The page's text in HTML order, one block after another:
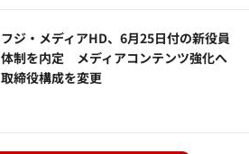
フジ・メディアHD、6月25日付の新役員
体制を内定 メディアコンテンツ強化へ
取締役構成を変更